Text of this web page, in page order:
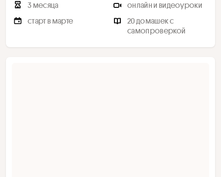
3 месяца
онлайн и видеоуроки
старт в марте
20 домашек с
самопроверкой